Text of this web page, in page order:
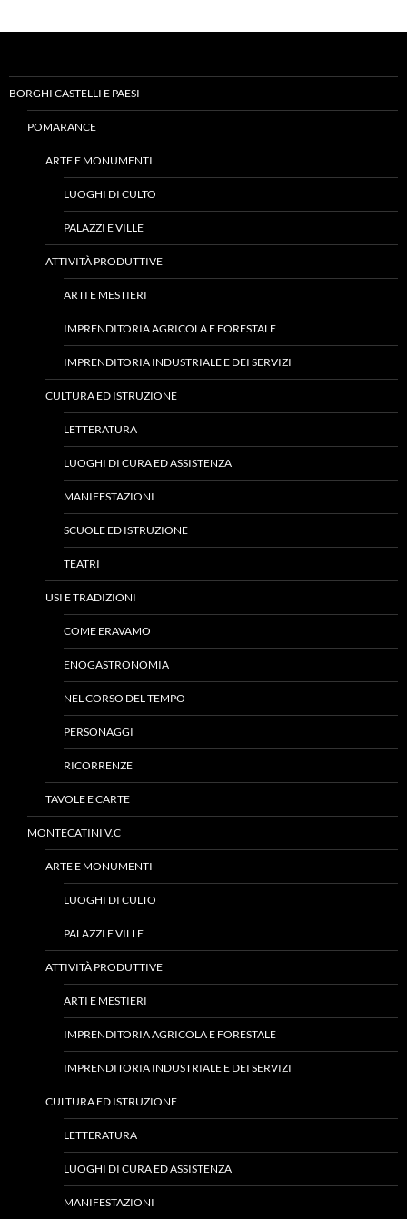
BORGHI CASTELLI E PAESI
POMARANCE
ARTE E MONUMENTI
LUOGHI DI CULTO
PALAZZI E VILLE
ATTIVITÀ PRODUTTIVE
ARTI E MESTIERI
IMPRENDITORIA AGRICOLA E FORESTALE
IMPRENDITORIA INDUSTRIALE E DEI SERVIZI
CULTURA ED ISTRUZIONE
LETTERATURA
LUOGHI DI CURA ED ASSISTENZA
MANIFESTAZIONI
SCUOLE ED ISTRUZIONE
TEATRI
USI E TRADIZIONI
COME ERAVAMO
ENOGASTRONOMIA
NEL CORSO DEL TEMPO
PERSONAGGI
RICORRENZE
TAVOLE E CARTE
MONTECATINI V.C
ARTE E MONUMENTI
LUOGHI DI CULTO
PALAZZI E VILLE
ATTIVITÀ PRODUTTIVE
ARTI E MESTIERI
IMPRENDITORIA AGRICOLA E FORESTALE
IMPRENDITORIA INDUSTRIALE E DEI SERVIZI
CULTURA ED ISTRUZIONE
LETTERATURA
LUOGHI DI CURA ED ASSISTENZA
MANIFESTAZIONI